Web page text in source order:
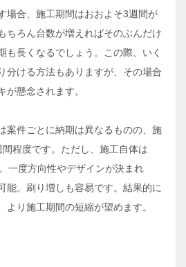
場合、施工期間はおおよそ3週間が
ちろん台数が増えればそのぶんだけ
も長くなるでしょう。この際、いく
分ける方法もありますが、その場合
が懸念されます。
案件ごとに納期は異なるものの、施
程度です。ただし、施工自体は
一度方向性やデザインが決まれ
能。刷り増しも容易です。結果的に
より施工期間の短縮が望めます。